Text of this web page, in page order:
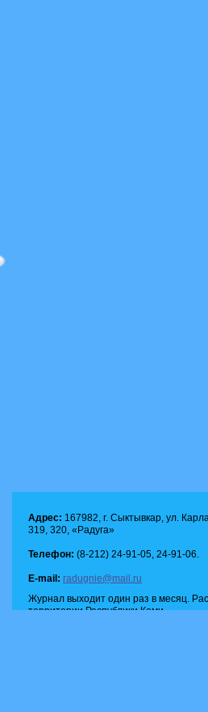
Адрес: 167982, г. Сыктывкар, ул.
319, 320, «Радуга»
Телефон: (8-212) 24-91-05, 24-91-06.
E-mail: radugnie@mail.ru
Журнал выходит один раз в месяц.
территории Республики Коми.